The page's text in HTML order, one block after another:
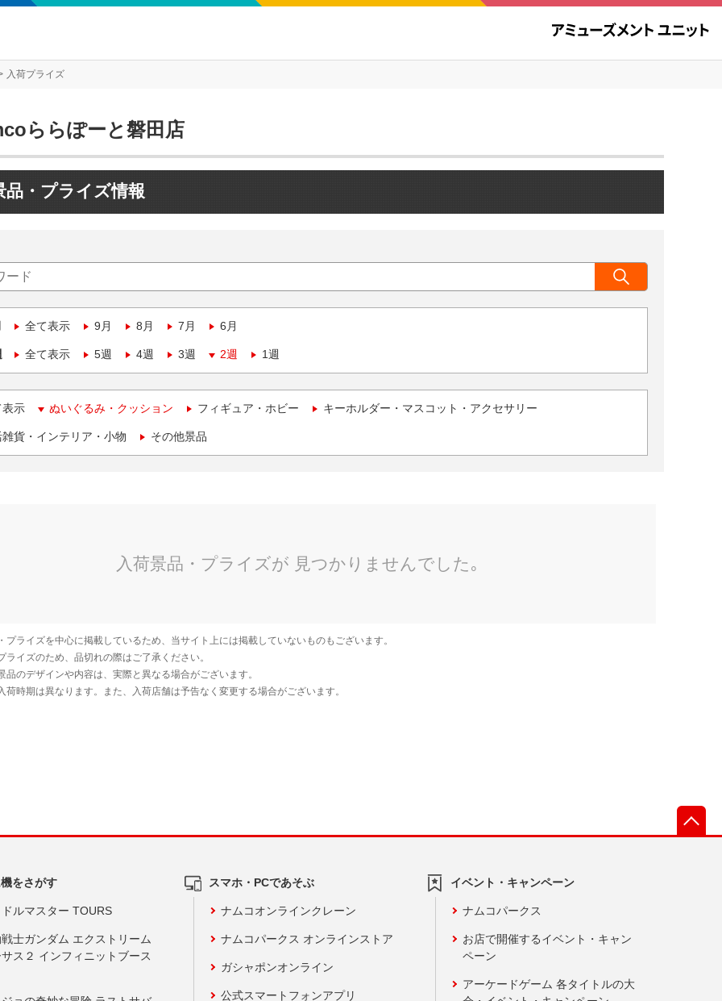
入荷プライズ
ららぽーと磐田店
品・プライズ情報
全て表示 9月 8月 7月 6月
全て表示 5週 4週 3週 2週 1週
表示 ぬいぐるみ・クッション フィギュア・ホビー キーホルダー・マスコット・アクセサリー
貨・インテリア・小物 その他景品
をさがす
ルマスター TOURS
士ガンダム エクストリーム
ス２ インフィニットブース
スマホ・PCであそぶ
ナムコオンラインクレーン
ナムコパークス オンラインストア
ガシャポンオンライン
公式スマートフォンアプリ
イベント・キャンペーン
ナムコパークス
お店で開催するイベント・キャン
ペーン
アーケードゲーム 各タイトルの大